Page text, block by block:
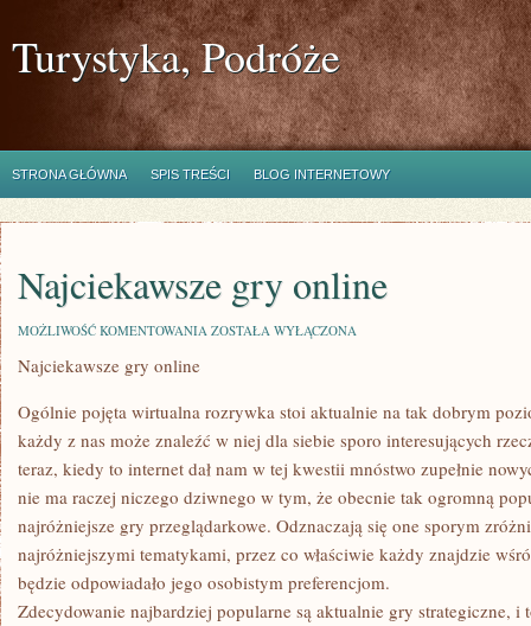
Turystyka, Podróże
STRONA GŁÓWNA SPIS TREŚCI BLOG INTERNETOWY
Najciekawsze gry online
MOŻLIWOŚĆ KOMENTOWANIA NAJCIEKAWSZE
ZOSTAŁA WYŁĄCZONA
Najciekawsze gry online
Ogólnie pojęta wirtualna rozrywka stoi aktualnie na tak dobrym
każdy z nas może znaleźć w niej dla siebie sporo interesujących
teraz, kiedy to internet dał nam w tej kwestii mnóstwo zupełnie
nie ma raczej niczego dziwnego w tym, że obecnie tak ogromną
najróżniejsze gry przeglądarkowe. Odznaczają się one sporym
najróżniejszymi tematykami, przez co właściwie każdy znajdzie
będzie odpowiadało jego osobistym preferencjom.
Zdecydowanie najbardziej popularne są aktualnie gry strategiczne, i